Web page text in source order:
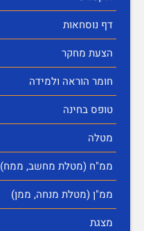
דף נוסחאות
הצעת מחקר
חומר הוראה ולמידה
טופס בחינה
מטלה
ממ"ח (מטלת מחשב, ממח)
ממ"ן (מטלת מנחה, ממן)
מצגת